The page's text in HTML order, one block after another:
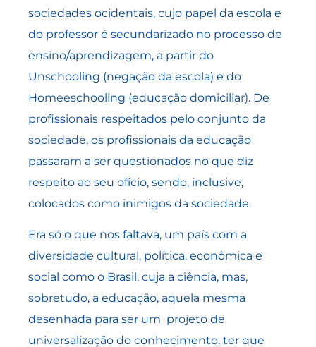
sociedades ocidentais, cujo papel da escola e
do professor é secundarizado no processo de
ensino/aprendizagem, a partir do
Unschooling (negação da escola) e do
Homeeschooling (educação domiciliar). De
profissionais respeitados pelo conjunto da
sociedade, os profissionais da educação
passaram a ser questionados no que diz
respeito ao seu ofício, sendo, inclusive,
colocados como inimigos da sociedade.
Era só o que nos faltava, um país com a
diversidade cultural, política, econômica e
social como o Brasil, cuja a ciência, mas,
sobretudo, a educação, aquela mesma
desenhada para ser um projeto de
universalização do conhecimento, ter que